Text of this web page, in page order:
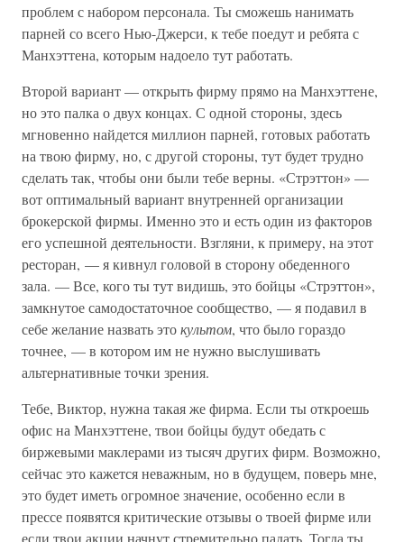
проблем с набором персонала. Ты сможешь нанимать
парней со всего Нью-Джерси, к тебе поедут и ребята с
Манхэттена, которым надоело тут работать.
Второй вариант — открыть фирму прямо на Манхэттене,
но это палка о двух концах. С одной стороны, здесь
мгновенно найдется миллион парней, готовых работать
на твою фирму, но, с другой стороны, тут будет трудно
сделать так, чтобы они были тебе верны. «Стрэттон» —
вот оптимальный вариант внутренней организации
брокерской фирмы. Именно это и есть один из факторов
его успешной деятельности. Взгляни, к примеру, на этот
ресторан, — я кивнул головой в сторону обеденного
зала. — Все, кого ты тут видишь, это бойцы «Стрэттон»,
замкнутое самодостаточное сообщество, — я подавил в
себе желание назвать этокультом, что было гораздо
точнее, — в котором им не нужно выслушивать
альтернативные точки зрения.
Тебе, Виктор, нужна такая же фирма. Если ты откроешь
офис на Манхэттене, твои бойцы будут обедать с
биржевыми маклерами из тысяч других фирм. Возможно,
сейчас это кажется неважным, но в будущем, поверь мне,
это будет иметь огромное значение, особенно если в
прессе появятся критические отзывы о твоей фирме или
если твои акции начнут стремительно падать. Тогда ты